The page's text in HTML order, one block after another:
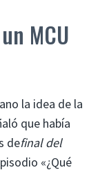
MCU
la idea de la
que había
definal del
«¿Qué